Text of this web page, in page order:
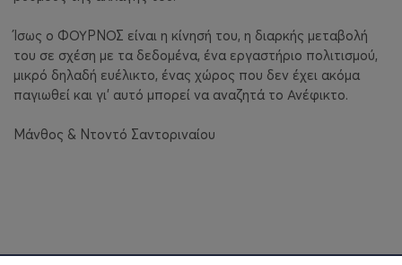
Ίσως ο ΦΟΥΡΝΟΣ είναι η κίνησή του, η διαρκής μεταβολή
του σε σχέση με τα δεδομένα, ένα εργαστήριο πολιτισμού,
μικρό δηλαδή ευέλικτο, ένας χώρος που δεν έχει ακόμα
παγιωθεί και γι’ αυτό μπορεί να αναζητά το Ανέφικτο.
Μάνθος & Ντοντό Σαντοριναίου